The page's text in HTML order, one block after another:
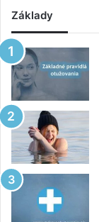
Základy